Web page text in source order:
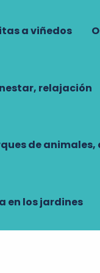
a viñedos
relajación
de
en los jardines
para las
de
virtual, que